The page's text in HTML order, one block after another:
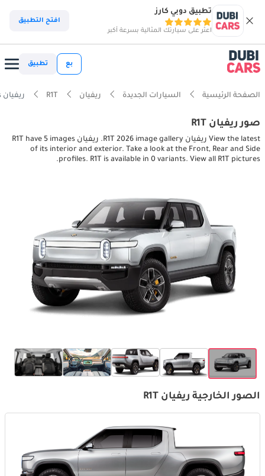
تطبيق دوبي كارز
اعثر على سيارتك المثالية بسرعة أكبر
افتح التطبيق
بع تطبيق
الصفحة الرئيسية السيارات الجديدة ريفيان R1T ريفيان R1T interior, exterior pictures
صور ريفيان R1T
View the latest ريفيان R1T 2026 image gallery. ريفيان R1T have 5 images
of its interior and exterior. Take a look at the Front, Rear and Side
profiles. R1T is available in 0 variants. View all R1T pictures.
الصور الخارجية ريفيان R1T